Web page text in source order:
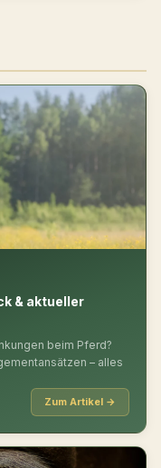
& aktueller
beim Pferd?
– alles
Zum Artikel →